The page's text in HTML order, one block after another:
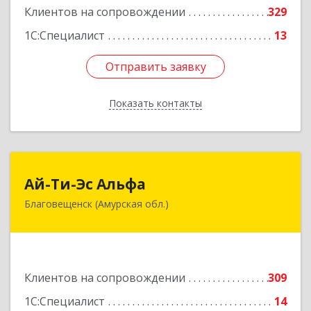
Клиентов на сопровождении
329
1С:Специалист
13
Отправить заявку
Показать контакты
Отправить заявку
Назад
Ай-Ти-Эс Альфа
Благовещенск (Амурская обл.)
Клиентов на сопровождении
309
1С:Специалист
14
675000, Амурская обл, Благовещенск г, Зейская